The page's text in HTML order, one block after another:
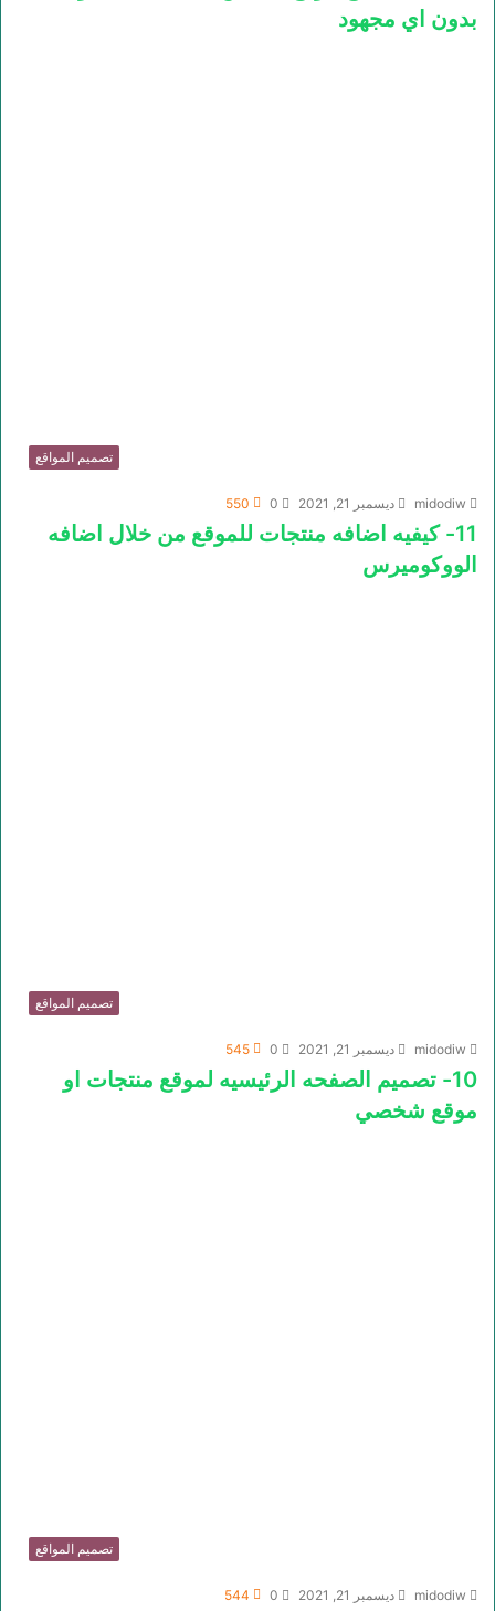
بدون اي مجهود
تصميم المواقع
midodiw ديسمبر 21, 2021 0
550
11- كيفيه اضافه منتجات للموقع من خلال اضافه
الووكوميرس
تصميم المواقع
midodiw ديسمبر 21, 2021 0
545
10- تصميم الصفحه الرئيسيه لموقع منتجات او
موقع شخصي
تصميم المواقع
midodiw ديسمبر 21, 2021 0
544